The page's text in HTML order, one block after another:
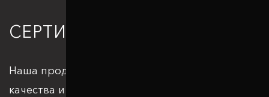
СЕРТИФИКАЦИЯ
Наша продукция отвечает всем стандартам
качества и подкрепляется большим